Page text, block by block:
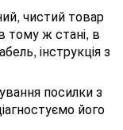
чистий товар
тому ж стані, в
інструкція з
посилки з
його